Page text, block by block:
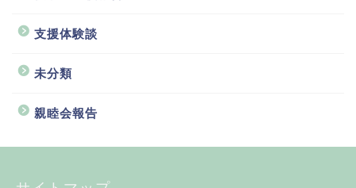
支援体験談
未分類
親睦会報告